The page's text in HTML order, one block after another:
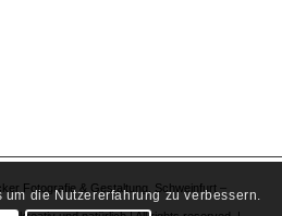
Fotografie & Gestaltung. Schweinfurt –
um die Nutzererfahrung zu verbessern.